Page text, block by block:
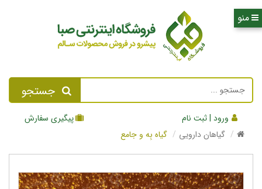
جستجو
ورود | ثبت نام
پیگیری سفارش
گیاهان دارویی
گیاه بِه و جامع